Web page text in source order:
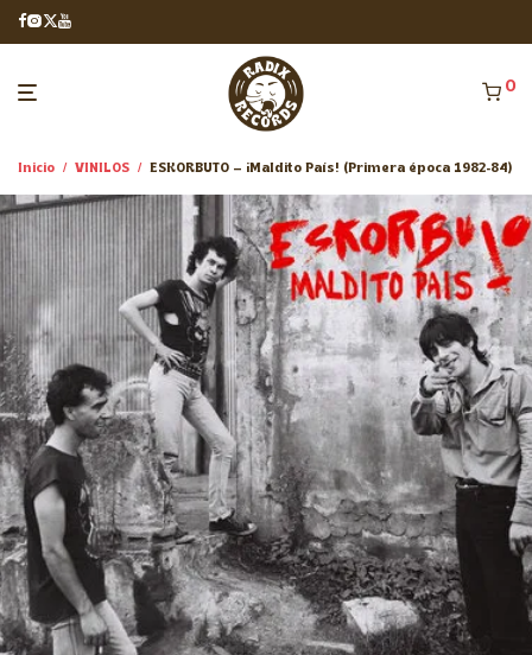
0
Inicio / VINILOS / ESKORBUTO – ¡Maldito País! (Primera época 1982-84)